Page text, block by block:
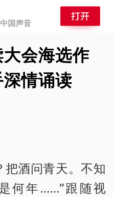
国声音
会海选作
情诵读
把酒问青天。不知
何年……”跟随视